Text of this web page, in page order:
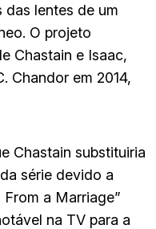
lentes de um
O projeto
Chastain e Isaac,
Chandor em 2014,
Chastain substituiria
série devido a
a Marriage”
na TV para a